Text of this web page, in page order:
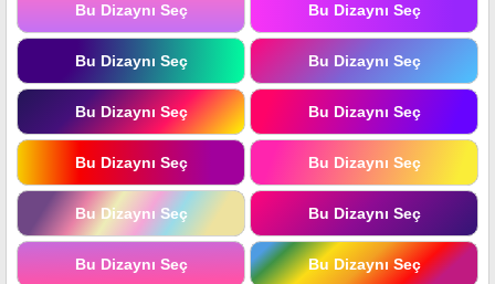
Bu Dizaynı Seç Bu Dizaynı Seç
Bu Dizaynı Seç Bu Dizaynı Seç
Bu Dizaynı Seç Bu Dizaynı Seç
Bu Dizaynı Seç Bu Dizaynı Seç
Bu Dizaynı Seç Bu Dizaynı Seç
Bu Dizaynı Seç Bu Dizaynı Seç